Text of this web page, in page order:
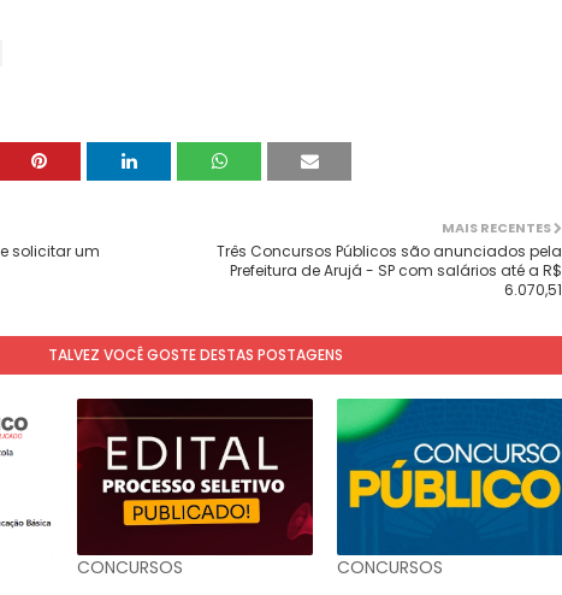
MAIS RECENTES
Três Concursos Públicos são anunciados pela
Prefeitura de Arujá - SP com salários até a R$
6.070,51
solicitar um
TALVEZ VOCÊ GOSTE DESTAS POSTAGENS
CONCURSOS CONCURSOS